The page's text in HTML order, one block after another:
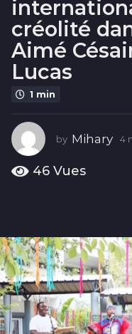
4
m
o
i
s
créolité
Aimé
Lucas
1 min
by Mihary 4
46 Vues